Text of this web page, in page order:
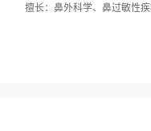
擅长： 鼻外科学、鼻过敏性